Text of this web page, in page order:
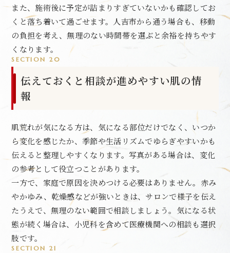
また、施術後に予定が詰まりすぎていないかも確認してお
くと落ち着いて過ごせます。人吉市から通う場合も、移動
の負担を考え、無理のない時間帯を選ぶと余裕を持ちやす
くなります。
SECTION 20
伝えておくと相談が進めやすい肌の情
報
肌荒れが気になる方は、気になる部位だけでなく、いつか
ら変化を感じたか、季節や生活リズムでゆらぎやすいかも
伝えると整理しやすくなります。写真がある場合は、変化
の参考として役立つことがあります。
一方で、家庭で原因を決めつける必要はありません。赤み
やかゆみ、乾燥感などが強いときは、サロンで様子を伝え
たうえで、無理のない範囲で相談しましょう。気になる状
態が続く場合は、小児科を含めて医療機関への相談も選択
肢です。
SECTION 21